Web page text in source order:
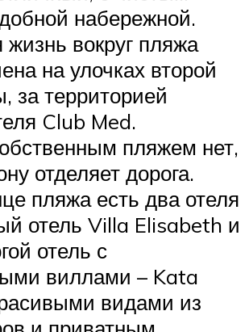
набережной.
жизнь вокруг пляжа
на улочках второй
за территорией
Club Med.
пляжем нет,
отделяет дорога.
пляжа есть два отеля
отель Villa Elisabeth и
отель с
виллами – Kata
видами из